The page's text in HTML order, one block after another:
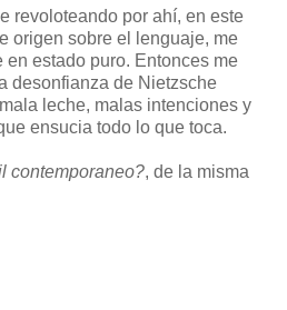
revoloteando por ahí, en este
origen sobre el lenguaje, me
en estado puro. Entonces me
desonfianza de Nietzsche
leche, malas intenciones y
ensucia todo lo que toca.
contemporaneo?, de la misma